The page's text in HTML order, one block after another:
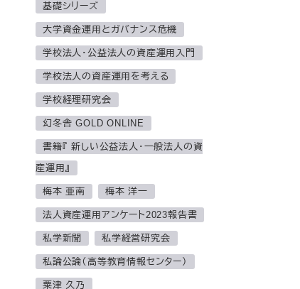
基礎シリーズ
大学資金運用とガバナンス危機
学校法人・公益法人の資産運用入門
学校法人の資産運用を考える
学校経理研究会
幻冬舎 GOLD ONLINE
書籍『 新しい公益法人・一般法人の資
産運用』
梅本 亜南 梅本 洋一
法人資産運用アンケート2023報告書
私学新聞 私学経営研究会
私論公論（高等教育情報センター）
粟津 久乃